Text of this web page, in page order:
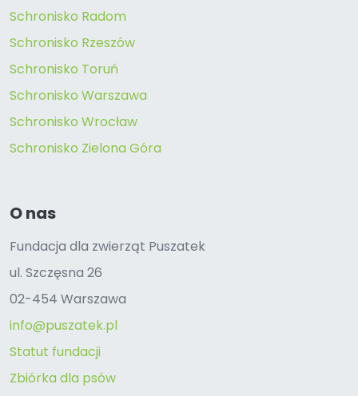
Schronisko Radom
Schronisko Rzeszów
Schronisko Toruń
Schronisko Warszawa
Schronisko Wrocław
Schronisko Zielona Góra
O nas
Fundacja dla zwierząt Puszatek
ul. Szczęsna 26
02-454 Warszawa
info@puszatek.pl
Statut fundacji
Zbiórka dla psów